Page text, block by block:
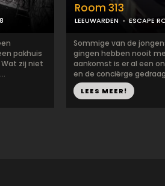
pakhuis
zij niet
Room 313
LEEUWARDEN ESCAPE
Sommige van de
gingen hebben nooit
aankomst is er al een
en de conciërge
LEES MEER!